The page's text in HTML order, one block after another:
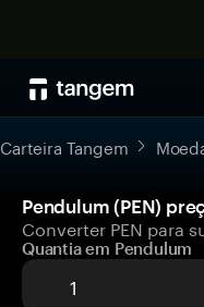
Carteira Tangem
Pendulum (PEN)
Converter PEN para
Quantia em Pendulum